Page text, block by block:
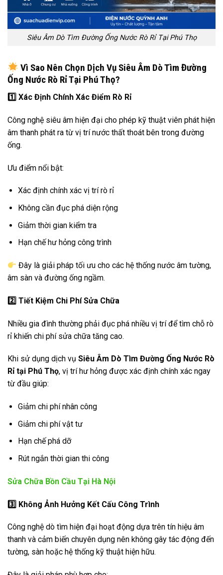
Siêu Âm Dò Tìm Đường Ống Nước Rò Rỉ Tại Phú Thọ
Vì Sao Nên Chọn Dịch Vụ Siêu Âm Dò Tìm Đường
Ống Nước Rò Rỉ Tại Phú Thọ?
1️ Xác Định Chính Xác Điểm Rò Rỉ
Công nghệ siêu âm hiện đại cho phép kỹ thuật viên phát hiện
âm thanh phát ra từ vị trí nước thất thoát bên trong đường
ống.
Ưu điểm nổi bật:
Xác định chính xác vị trí rò rỉ
Không cần đục phá diện rộng
Giảm thời gian kiểm tra
Hạn chế hư hỏng công trình
Đây là giải pháp tối ưu cho các hệ thống nước âm tường,
âm sàn và đường ống ngầm.
2️ Tiết Kiệm Chi Phí Sửa Chữa
Nhiều gia đình thường phải đục phá nhiều vị trí để tìm chỗ rò
rỉ khiến chi phí sửa chữa tăng cao.
Khi sử dụng dịch vụ Siêu Âm Dò Tìm Đường Ống Nước Rò
Rỉ tại Phú Thọ, vị trí hư hỏng được xác định chính xác ngay
từ đầu giúp:
Giảm chi phí nhân công
Giảm chi phí vật tư
Hạn chế phá dỡ
Rút ngắn thời gian thi công
Sửa Chữa Bồn Cầu Tại Hà Nội
3️ Không Ảnh Hưởng Kết Cấu Công Trình
Công nghệ dò tìm hiện đại hoạt động dựa trên tín hiệu âm
thanh và cảm biến chuyên dụng nên không gây tác động đến
tường, sàn hoặc hệ thống kỹ thuật hiện hữu.